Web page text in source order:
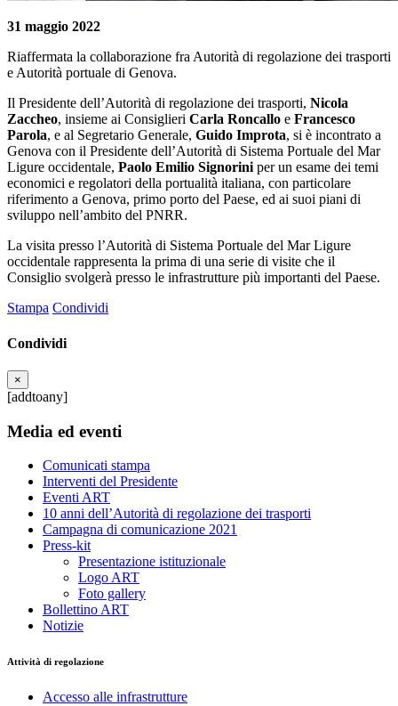
31 maggio 2022
Riaffermata la collaborazione fra Autorità di regolazione dei trasporti
e Autorità portuale di Genova.
Il Presidente dell’Autorità di regolazione dei trasporti, Nicola
Zaccheo, insieme ai Consiglieri Carla Roncallo e Francesco
Parola, e al Segretario Generale, Guido Improta, si è incontrato a
Genova con il Presidente dell’Autorità di Sistema Portuale del Mar
Ligure occidentale, Paolo Emilio Signoriniper un esame dei temi
economici e regolatori della portualità italiana, con particolare
riferimento a Genova, primo porto del Paese, ed ai suoi piani di
sviluppo nell’ambito del PNRR.
La visita presso l’Autorità di Sistema Portuale del Mar Ligure
occidentale rappresenta la prima di una serie di visite che il
Consiglio svolgerà presso le infrastrutture più importanti del Paese.
Stampa Condividi
Condividi
×
[addtoany]
Media ed eventi
Comunicati stampa
Interventi del Presidente
Eventi ART
10 anni dell’Autorità di regolazione dei trasporti
Campagna di comunicazione 2021
Press-kit
Presentazione istituzionale
Logo ART
Foto gallery
Bollettino ART
Notizie
Attività di regolazione
Accesso alle infrastrutture